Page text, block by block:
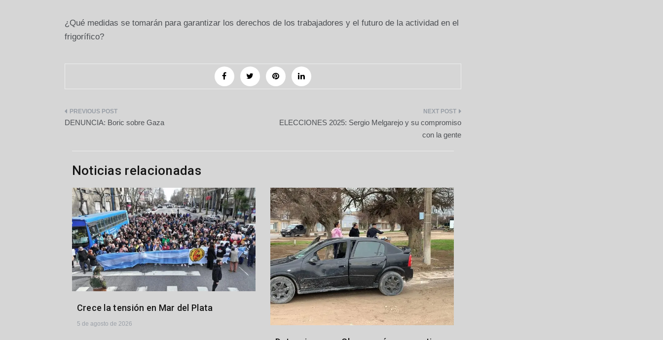
¿Qué medidas se tomarán para garantizar los derechos de los trabajadores y el futuro de la actividad en el
frigorífico?
Navegación
entradas
DENUNCIA: Boric sobre Gaza
ELECCIONES 2025: Sergio Melgarejo y su compromiso
con la gente
Noticias relacionadas
Crece la tensión en Mar del Plata
5 de agosto de 2026